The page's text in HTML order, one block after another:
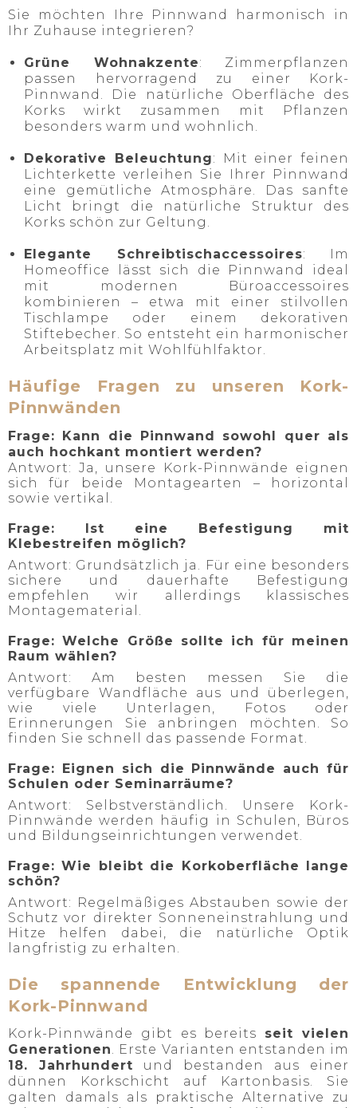
Sie möchten Ihre Pinnwand harmonisch in
Ihr Zuhause integrieren?
Grüne Wohnakzente: Zimmerpflanzen
passen hervorragend zu einer Kork-
Pinnwand. Die natürliche Oberfläche des
Korks wirkt zusammen mit Pflanzen
besonders warm und wohnlich.
Dekorative Beleuchtung: Mit einer feinen
Lichterkette verleihen Sie Ihrer Pinnwand
eine gemütliche Atmosphäre. Das sanfte
Licht bringt die natürliche Struktur des
Korks schön zur Geltung.
Elegante Schreibtischaccessoires: Im
Homeoffice lässt sich die Pinnwand ideal
mit modernen Büroaccessoires
kombinieren – etwa mit einer stilvollen
Tischlampe oder einem dekorativen
Stiftebecher. So entsteht ein harmonischer
Arbeitsplatz mit Wohlfühlfaktor.
Häufige Fragen zu unseren Kork-
Pinnwänden
Frage: Kann die Pinnwand sowohl quer als
auch hochkant montiert werden?
Antwort: Ja, unsere Kork-Pinnwände eignen
sich für beide Montagearten – horizontal
sowie vertikal.
Frage: Ist eine Befestigung mit
Klebestreifen möglich?
Antwort: Grundsätzlich ja. Für eine besonders
sichere und dauerhafte Befestigung
empfehlen wir allerdings klassisches
Montagematerial.
Frage: Welche Größe sollte ich für meinen
Raum wählen?
Antwort: Am besten messen Sie die
verfügbare Wandfläche aus und überlegen,
wie viele Unterlagen, Fotos oder
Erinnerungen Sie anbringen möchten. So
finden Sie schnell das passende Format.
Frage: Eignen sich die Pinnwände auch für
Schulen oder Seminarräume?
Antwort: Selbstverständlich. Unsere Kork-
Pinnwände werden häufig in Schulen, Büros
und Bildungseinrichtungen verwendet.
Frage: Wie bleibt die Korkoberfläche lange
schön?
Antwort: Regelmäßiges Abstauben sowie der
Schutz vor direkter Sonneneinstrahlung und
Hitze helfen dabei, die natürliche Optik
langfristig zu erhalten.
Die spannende Entwicklung der
Kork-Pinnwand
Kork-Pinnwände gibt es bereits seit vielen
Generationen. Erste Varianten entstanden im
18. Jahrhundert und bestanden aus einer
dünnen Korkschicht auf Kartonbasis. Sie
galten damals als praktische Alternative zu